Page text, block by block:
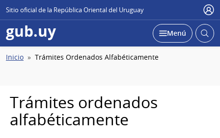
Sitio oficial de la República Oriental del Uruguay
gub.uy Desplegar
Menú Abrir
Ruta
Inicio Trámites Ordenados Alfabéticamente
Trámites ordenados
alfabéticamente